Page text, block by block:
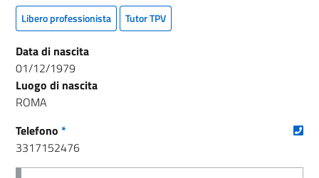
Libero professionista Tutor TPV
Data di nascita
01/12/1979
Luogo di nascita
ROMA
Telefono *
3317152476